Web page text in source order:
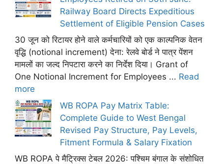
Railway Board Directs Expeditious
Settlement of Eligible Pension Cases
30 जून को रिटायर होने वाले कर्मचारियों को एक काल्पनिक वेतन
वृद्धि (notional increment) देना: रेलवे बोर्ड ने पात्र पेंशन
मामलों का जल्द निपटारा करने का निर्देश दिया। Grant of
One Notional Increment for Employees ... Read
more
WB ROPA Pay Matrix Table:
Complete Guide to West Bengal
Revised Pay Structure, Pay Levels,
Fitment Formula & Salary Fixation
WB ROPA पे मैट्रिक्स टेबल 2026: पश्चिम बंगाल के संशोधित